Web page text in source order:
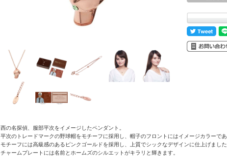
西の名探偵、服部平次をイメージしたペンダント。
平次のトレードマークの野球帽をモチーフに採用し、帽子のフロントにはイメージカラーで
モチーフには高級感のあるピンクゴールドを採用し、上質でシックなデザインに仕上げました
チャームプレートには名前とホームズのシルエットがキラリと輝きます。